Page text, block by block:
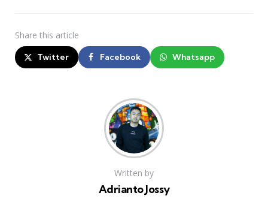
Share this article
Twitter Facebook Whatsapp
Written by
Adrianto Jossy